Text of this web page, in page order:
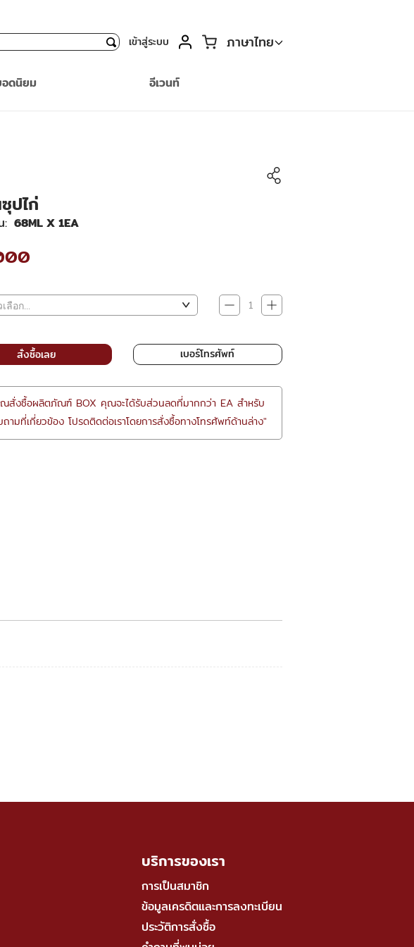
ตะกร้า
ค้นหาเข้าสู่ระบบ ภาษาไทย
ดนิยม อีเวนท์
ปไก่
68ML X 1EA
สั่งซื้อเลย เบอร์โทรศัพท์
สั่งซื้อผลิตภัณฑ์ BOX คุณจะได้รับส่วนลดที่มากกว่า EA สำหรับ
ามที่เกี่ยวข้อง โปรดติดต่อเราโดยการสั่งซื้อทางโทรศัพท์ด้านล่าง"
บริการของเรา
การเป็นสมาชิก
ข้อมูลเครดิตและการลงทะเบียน
ประวัติการสั่งซื้อ